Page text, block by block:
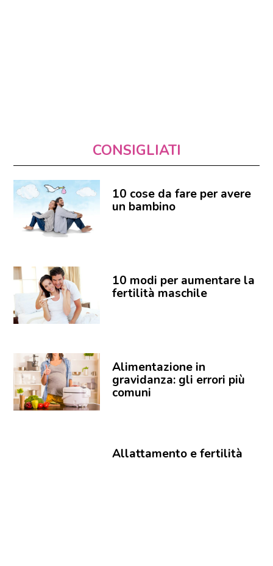
CONSIGLIATI
10 cose da fare per avere
un bambino
10 modi per aumentare la
fertilità maschile
Alimentazione in
gravidanza: gli errori più
comuni
Allattamento e fertilità